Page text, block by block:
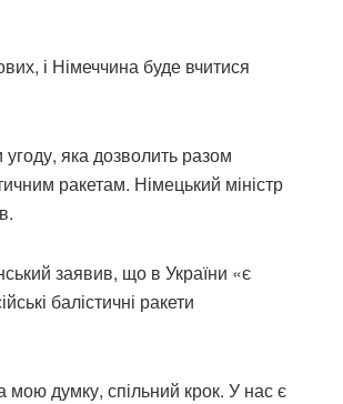
і Німеччина буде вчитися
яка дозволить разом
ракетам. Німецький міністр
заявив, що в України «є
балістичні ракети
мою думку, спільний крок. У нас є